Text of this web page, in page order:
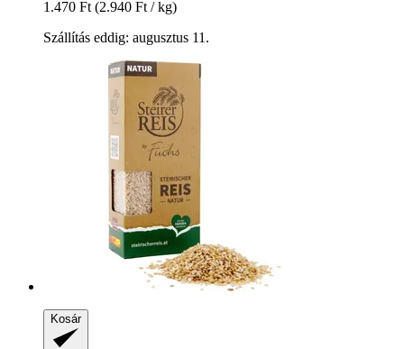
1.470 Ft (2.940 Ft / kg)
Szállítás eddig: augusztus 11.
Kosár